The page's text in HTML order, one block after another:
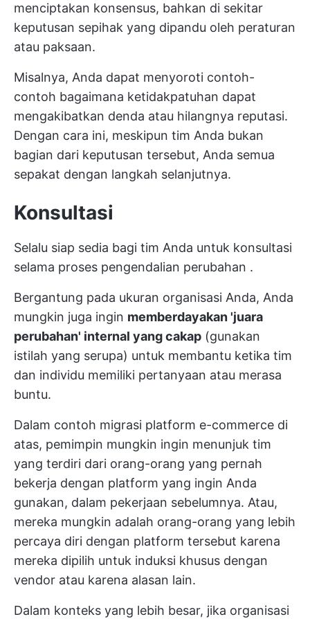
menciptakan konsensus, bahkan di sekitar
keputusan sepihak yang dipandu oleh peraturan
atau paksaan.
Misalnya, Anda dapat menyoroti contoh-
contoh bagaimana ketidakpatuhan dapat
mengakibatkan denda atau hilangnya reputasi.
Dengan cara ini, meskipun tim Anda bukan
bagian dari keputusan tersebut, Anda semua
sepakat dengan langkah selanjutnya.
Konsultasi
Selalu siap sedia bagi tim Anda untuk konsultasi
selama proses pengendalian perubahan .
Bergantung pada ukuran organisasi Anda, Anda
mungkin juga ingin memberdayakan 'juara
perubahan' internal yang cakap (gunakan
istilah yang serupa) untuk membantu ketika tim
dan individu memiliki pertanyaan atau merasa
buntu.
Dalam contoh migrasi platform e-commerce di
atas, pemimpin mungkin ingin menunjuk tim
yang terdiri dari orang-orang yang pernah
bekerja dengan platform yang ingin Anda
gunakan, dalam pekerjaan sebelumnya. Atau,
mereka mungkin adalah orang-orang yang lebih
percaya diri dengan platform tersebut karena
mereka dipilih untuk induksi khusus dengan
vendor atau karena alasan lain.
Dalam konteks yang lebih besar, jika organisasi